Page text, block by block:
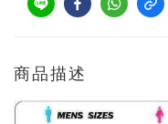
商品描述